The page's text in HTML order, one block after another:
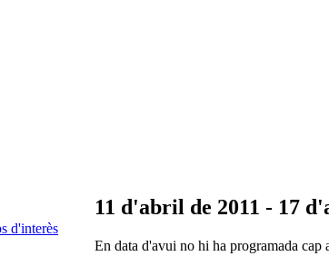
d'interès
11 d'abril de 2011 - 17
En data d'avui no hi ha programada cap